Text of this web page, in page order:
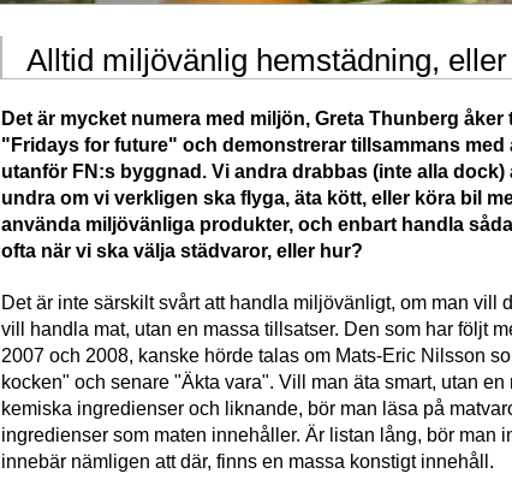
Alltid miljövänlig hemstädning,
Det är mycket numera med miljön, Greta Thunberg
"Fridays for future" och demonstrerar tillsammans med
utanför FN:s byggnad. Vi andra drabbas (inte alla
undra om vi verkligen ska flyga, äta kött, eller köra bil
använda miljövänliga produkter, och enbart handla
ofta när vi ska välja städvaror, eller hur?
Det är inte särskilt svårt att handla miljövänligt, om man vill
vill handla mat, utan en massa tillsatser. Den som har följt
2007 och 2008, kanske hörde talas om Mats-Eric Nilsson
kocken" och senare "Äkta vara". Vill man äta smart, utan
kemiska ingredienser och liknande, bör man läsa på
ingredienser som maten innehåller. Är listan lång, bör man
innebär nämligen att där, finns en massa konstigt innehåll.